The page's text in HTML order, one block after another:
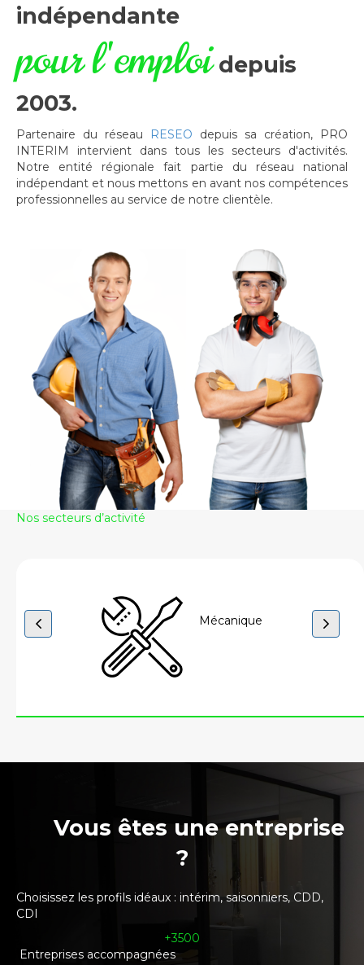
indépendante
pour l'emploi depuis
2003.
Partenaire du réseau RESEO depuis sa création, PRO
INTERIM intervient dans tous les secteurs d'activités.
Notre entité régionale fait partie du réseau national
indépendant et nous mettons en avant nos compétences
professionnelles au service de notre clientèle.
Nos secteurs d’activité
Mécanique
Vous êtes une entreprise
?
Choisissez les profils idéaux : intérim, saisonniers, CDD,
CDI
+3500
Entreprises accompagnées